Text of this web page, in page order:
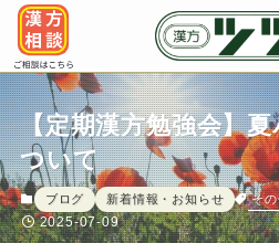
【定期漢方勉強会】
ついて
ブログ 新着情報・お知らせ そ
2025-07-09